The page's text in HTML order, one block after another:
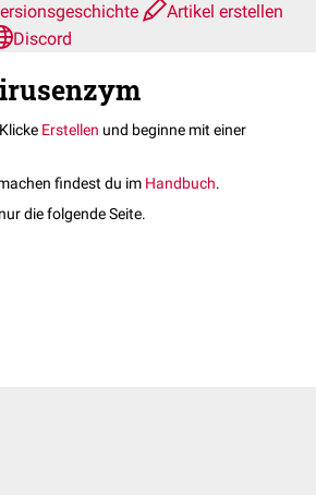
Artikel erstellen
Discord
Erstellen und beginne mit einer
findest du im Handbuch.
die folgende Seite.